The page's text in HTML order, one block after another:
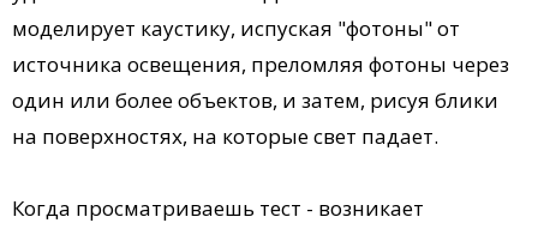
моделирует каустику, испуская "фотоны" от
источника освещения, преломляя фотоны через
один или более объектов, и затем, рисуя блики
на поверхностях, на которые свет падает.
Когда просматриваешь тест - возникает